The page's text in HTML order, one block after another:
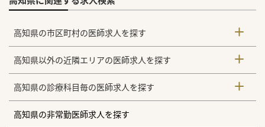
高知県の市区町村の医師求人を探す
高知県以外の近隣エリアの医師求人を探す
高知県の診療科目毎の医師求人を探す
高知県の非常勤医師求人を探す